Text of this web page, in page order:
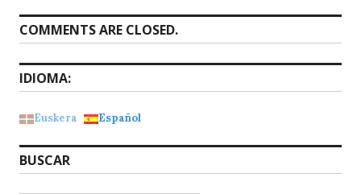
COMMENTS ARE CLOSED.
IDIOMA:
Euskera Español
BUSCAR